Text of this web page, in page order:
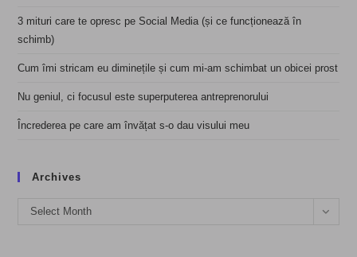
3 mituri care te opresc pe Social Media (și ce funcționează în
schimb)
Cum îmi stricam eu diminețile și cum mi-am schimbat un obicei prost
Nu geniul, ci focusul este superputerea antreprenorului
Încrederea pe care am învățat s-o dau visului meu
Archives
Archives
Select Month